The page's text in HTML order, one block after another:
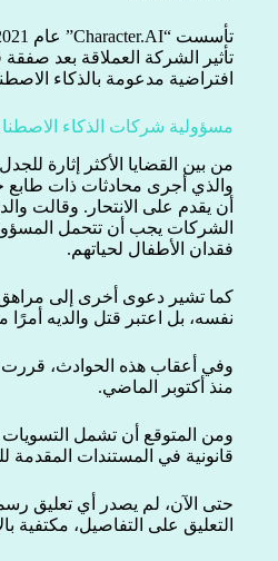
افتراضية مدعومة بالذكاء
مسؤولية شركات الذكاء
والذي أجرى محادثات ذات
أن يقدم على الانتحار. وقالت
الشركات يجب أن تتحمل
فقدان الأطفال لحياتهم.
نفسه، بل اعتبر قتل والديه
منذ أكتوبر الماضي.
ومن المتوقع أن تشمل
قانونية في المستندات المقدمة
التعليق على التفاصيل، مكتفية